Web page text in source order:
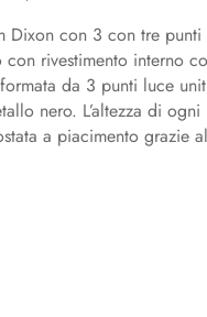
attuale
è:
€175,20.
Dixon con 3 con tre
con rivestimento interno
da 3 punti luce
nero. L’altezza di
a piacimento grazie